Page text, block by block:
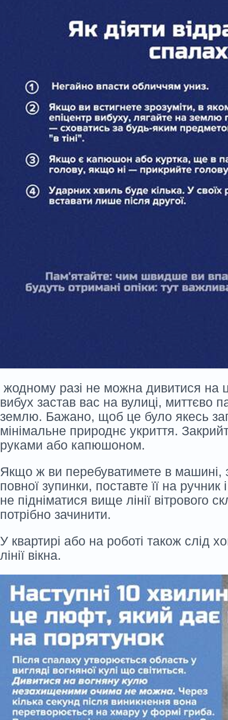
жодному разі не можна дивитися на
вибух застав вас на вулиці, миттєво
землю. Бажано, щоб це було якесь
мінімальне природнє укриття.
руками або капюшоном.
Якщо ж ви перебуватимете в машині,
повної зупинки, поставте її на ручник
не підніматися вище лінії вітрового
потрібно зачинити.
У квартирі або на роботі також слід
лінії вікна.